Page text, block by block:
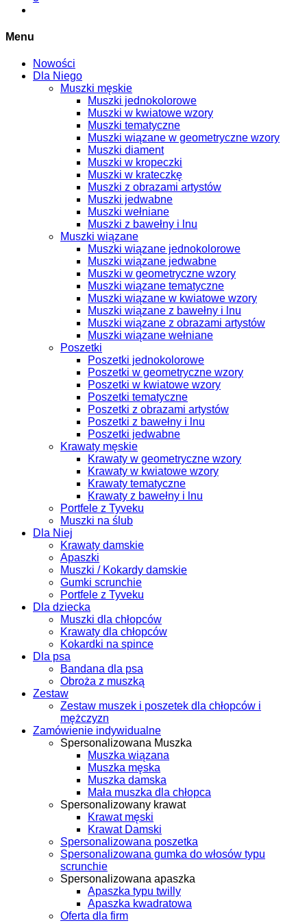
Menu
Nowości
Dla Niego
Muszki męskie
Muszki jednokolorowe
Muszki w kwiatowe wzory
Muszki tematyczne
Muszki wiązane w geometryczne wzory
Muszki diament
Muszki w kropeczki
Muszki w krateczkę
Muszki z obrazami artystów
Muszki jedwabne
Muszki wełniane
Muszki z bawełny i lnu
Muszki wiązane
Muszki wiązane jednokolorowe
Muszki wiązane jedwabne
Muszki w geometryczne wzory
Muszki wiązane tematyczne
Muszki wiązane w kwiatowe wzory
Muszki wiązane z bawełny i lnu
Muszki wiązane z obrazami artystów
Muszki wiązane wełniane
Poszetki
Poszetki jednokolorowe
Poszetki w geometryczne wzory
Poszetki w kwiatowe wzory
Poszetki tematyczne
Poszetki z obrazami artystów
Poszetki z bawełny i lnu
Poszetki jedwabne
Krawaty męskie
Krawaty w geometryczne wzory
Krawaty w kwiatowe wzory
Krawaty tematyczne
Krawaty z bawełny i lnu
Portfele z Tyveku
Muszki na ślub
Dla Niej
Krawaty damskie
Apaszki
Muszki / Kokardy damskie
Gumki scrunchie
Portfele z Tyveku
Dla dziecka
Muszki dla chłopców
Krawaty dla chłopców
Kokardki na spince
Dla psa
Bandana dla psa
Obroża z muszką
Zestaw
Zestaw muszek i poszetek dla chłopców i
mężczyzn
Zamówienie indywidualne
Spersonalizowana Muszka
Muszka wiązana
Muszka męska
Muszka damska
Mała muszka dla chłopca
Spersonalizowany krawat
Krawat męski
Krawat Damski
Spersonalizowana poszetka
Spersonalizowana gumka do włosów typu
scrunchie
Spersonalizowana apaszka
Apaszka typu twilly
Apaszka kwadratowa
Oferta dla firm